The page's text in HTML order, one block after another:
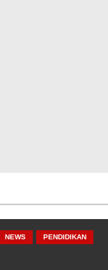
NEWS PENDIDIKAN